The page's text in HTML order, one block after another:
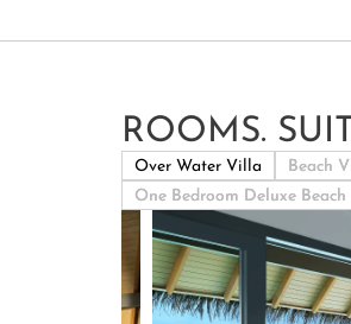
ROOMS.
Over Water Villa Beach
One Bedroom Deluxe Beach